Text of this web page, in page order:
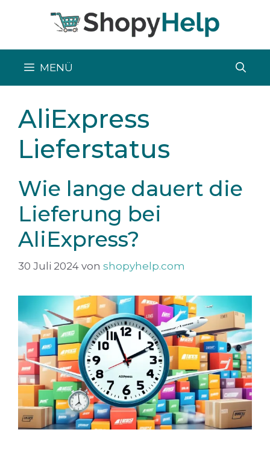
MENÜ
AliExpress
Lieferstatus
Wie lange dauert die
Lieferung bei
AliExpress?
30 Juli 2024 von shopyhelp.com